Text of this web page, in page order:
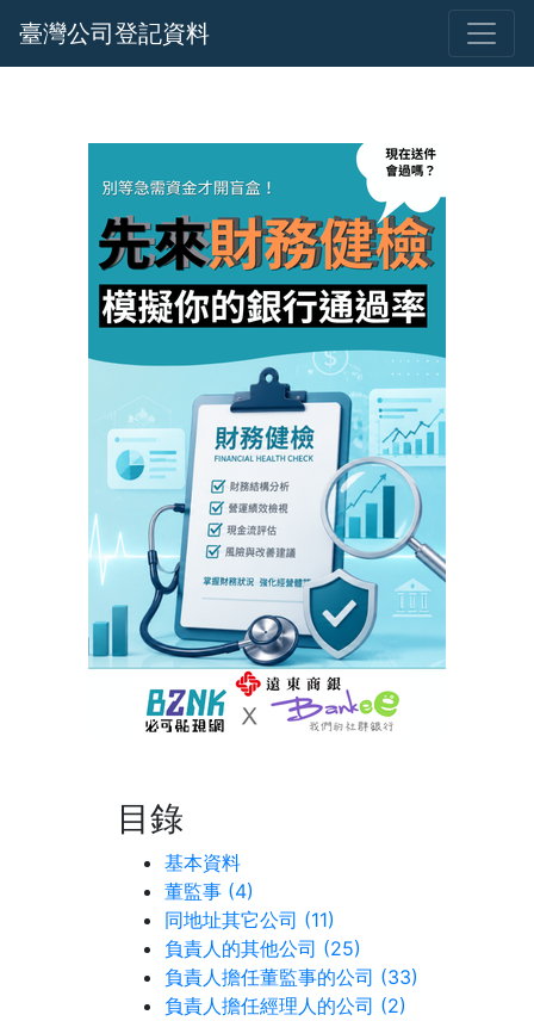
臺灣公司登記資料
目錄
基本資料
董監事 (4)
同地址其它公司 (11)
負責人的其他公司 (25)
負責人擔任董監事的公司 (33)
負責人擔任經理人的公司 (2)